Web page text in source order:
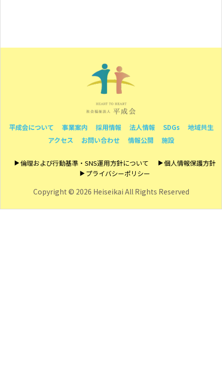
平成会について 事業案内 採用情報 法人情報 SDGs
地域共生
アクセス
お問い合わせ 情報公開 施設
倫理および行動基準・SNS運用方針について
個人情報保護方針
プライバシーポリシー
Copyright © 2026 Heiseikai All Rights Reserved